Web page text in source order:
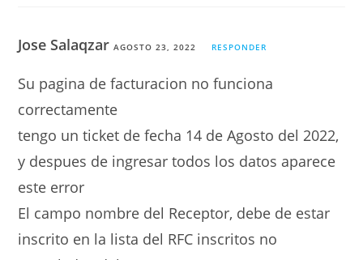
Jose SalaqzarAGOSTO 23, 2022 RESPONDER
Su pagina de facturacion no funciona
correctamente
tengo un ticket de fecha 14 de Agosto del 2022,
y despues de ingresar todos los datos aparece
este error
El campo nombre del Receptor, debe de estar
inscrito en la lista del RFC inscritos no